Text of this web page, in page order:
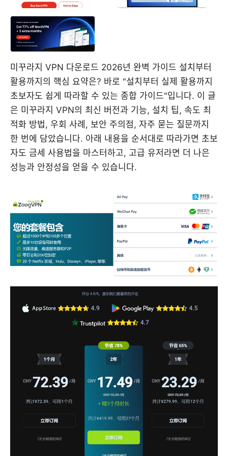
미꾸라지 VPN 다운로드 2026년 완벽 가이드 설치부터
활용까지의 핵심 요약은? 바로 "설치부터 실제 활용까지
초보자도 쉽게 따라할 수 있는 종합 가이드"입니다. 이 글
은 미꾸라지 VPN의 최신 버전과 기능, 설치 팁, 속도 최
적화 방법, 우회 사례, 보안 주의점, 자주 묻는 질문까지
한 번에 담았습니다. 아래 내용을 순서대로 따라가면 초보
자도 금세 사용법을 마스터하고, 고급 유저라면 더 나은
성능과 안정성을 얻을 수 있습니다.